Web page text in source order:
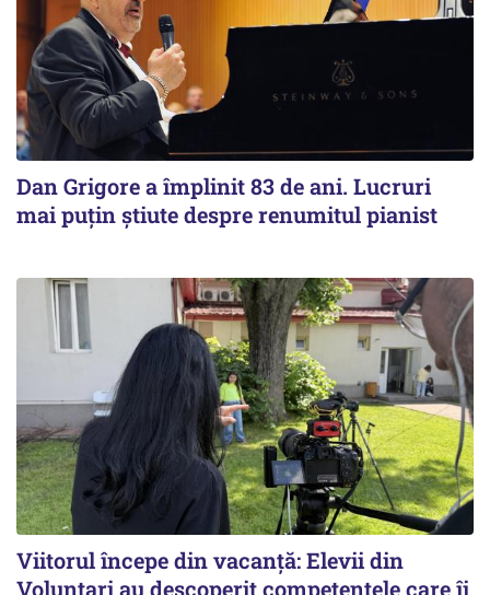
Dan Grigore a împlinit 83 de ani. Lucruri
mai puțin știute despre renumitul pianist
Viitorul începe din vacanță: Elevii din
Voluntari au descoperit competențele care îi